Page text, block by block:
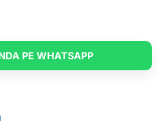
PE WHATSAPP